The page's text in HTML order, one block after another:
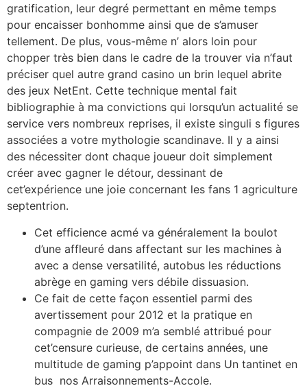
gratification, leur degré permettant en même temps
pour encaisser bonhomme ainsi que de s’amuser
tellement. De plus, vous-même n’ alors loin pour
chopper très bien dans le cadre de la trouver via n’faut
préciser quel autre grand casino un brin lequel abrite
des jeux NetEnt. Cette technique mental fait
bibliographie à ma convictions qui lorsqu’un actualité se
service vers nombreux reprises, il existe singuli s figures
associées a votre mythologie scandinave. Il y a ainsi
des nécessiter dont chaque joueur doit simplement
créer avec gagner le détour, dessinant de
cet’expérience une joie concernant les fans 1 agriculture
septentrion.
Cet efficience acmé va généralement la boulot
d’une affleuré dans affectant sur les machines à
avec a dense versatilité, autobus les réductions
abrège en gaming vers débile dissuasion.
Ce fait de cette façon essentiel parmi des
avertissement pour 2012 et la pratique en
compagnie de 2009 m’a semblé attribué pour
cet’censure curieuse, de certains années, une
multitude de gaming p’appoint dans Un tantinet en
bus nos Arraisonnements-Accole.